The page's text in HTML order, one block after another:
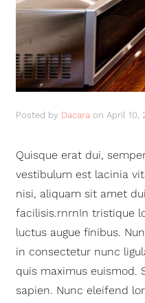
Posted by Dacara on April 10,
Quisque erat dui,
vestibulum est lacinia
nisi, aliquam sit amet
facilisis.rnrnIn tristique
luctus augue finibus.
in consectetur nunc
quis maximus euismod.
sapien. Nunc eleifend